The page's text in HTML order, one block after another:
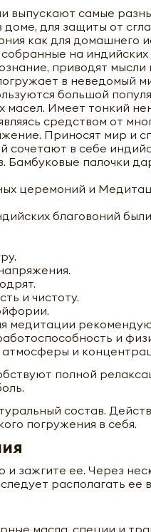
выпускают самые
для защиты от
как для домашнего
собранные на
приводят
в неведомый
большой
масел. Имеет тонкий
средством от
Приносят мир и
сочетают в себе
Бамбуковые палочки
церемоний и
благовоний
и чистоту.
медитации
и
и
полной
состав.
погружения в себя.
и зажгите ее. Через
располагать